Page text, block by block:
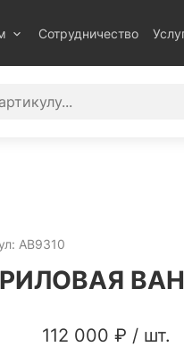
Сотрудничество
AB9310
112 000 ₽ / шт.